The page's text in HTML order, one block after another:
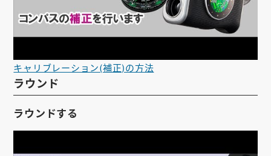
キャリブレーション(補正)の方法
ラウンド
ラウンドする